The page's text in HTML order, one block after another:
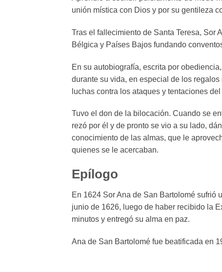
unión mística con Dios y por su gentileza
Tras el fallecimiento de Santa Teresa, Sor
Bélgica y Países Bajos fundando
En su autobiografía, escrita por
durante su vida, en especial de los
luchas contra los ataques y tentaciones
Tuvo el don de la bilocación. Cuando se
rezó por él y de pronto se vio a su lado,
conocimiento de las almas, que le
quienes se le acercaban.
Epílogo
En 1624 Sor Ana de San Bartolomé sufrió
junio de 1626, luego de haber recibido la
minutos y entregó su alma en paz.
Ana de San Bartolomé fue beatificada en